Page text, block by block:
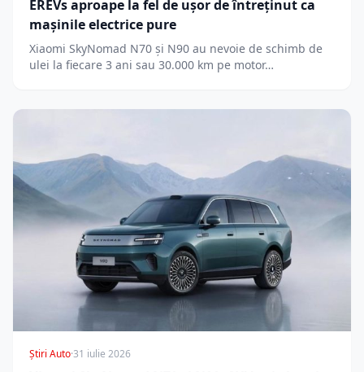
EREVs aproape la fel de ușor de întreținut ca
mașinile electrice pure
Xiaomi SkyNomad N70 și N90 au nevoie de schimb de
ulei la fiecare 3 ani sau 30.000 km pe motor…
Știri Auto·31 iulie 2026